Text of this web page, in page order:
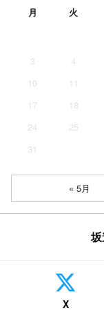
月 火
3
4
10
11
17
18
24
25
31
« 5月
X